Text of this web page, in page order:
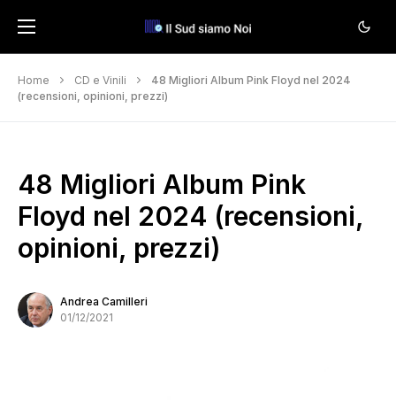
Home CD e Vinili
48 Migliori Album Pink Floyd nel 2024
(recensioni, opinioni, prezzi)
48 Migliori Album Pink
Floyd nel 2024 (recensioni,
opinioni, prezzi)
Andrea Camilleri
01/12/2021